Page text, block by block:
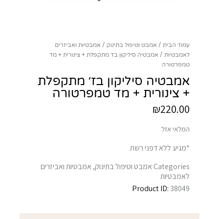
עמוד הבית אמבט וטיפול בתינוק
אמבטיות ואביזרים
לאמבטיות
אמבטיה סיליקון בז׳ מתקפלת + צינורית + מד
טמפרטורה
אמבטיה סיליקון בז׳ מתקפלת
+ צינורית + מד טמפרטורה
₪220.00
המלאי אזל
*מגיע ללא דפני רשת
Categories אמבט וטיפול בתינוק, אמבטיות ואביזרים
לאמבטיות
Product ID: 38049